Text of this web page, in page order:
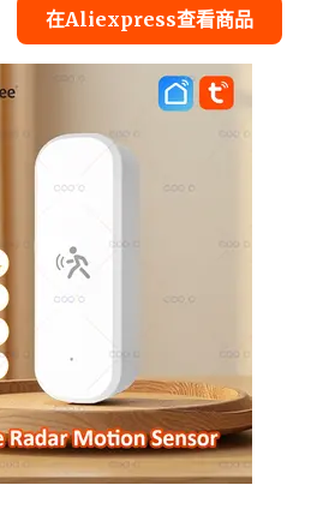
在Aliexpress查看商品